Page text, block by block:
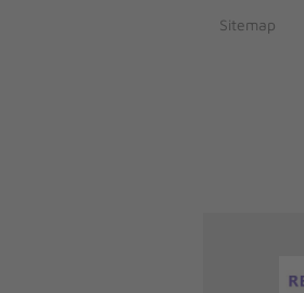
Sitemap